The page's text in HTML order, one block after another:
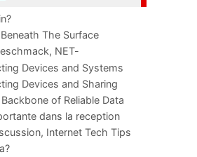
The Surface
NET-
im
Devices and Systems
Devices and Sharing
of Reliable Data
dans la reception
Internet Tech Tips